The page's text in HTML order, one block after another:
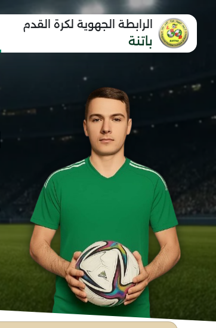
الرابطة الجهوية لكرة القدم
باتنة